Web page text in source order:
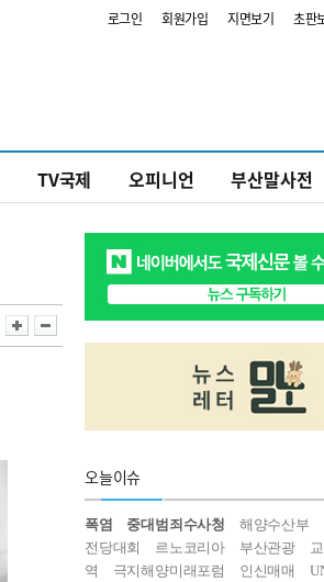
로그인 회원가입 지면보기 초판
TV국제 오피니언 부산말사전
오늘이슈
폭염 중대범죄수사청 해양수산부
전당대회
르노코리아 부산관광
역
극지해양미래포럼 인신매매